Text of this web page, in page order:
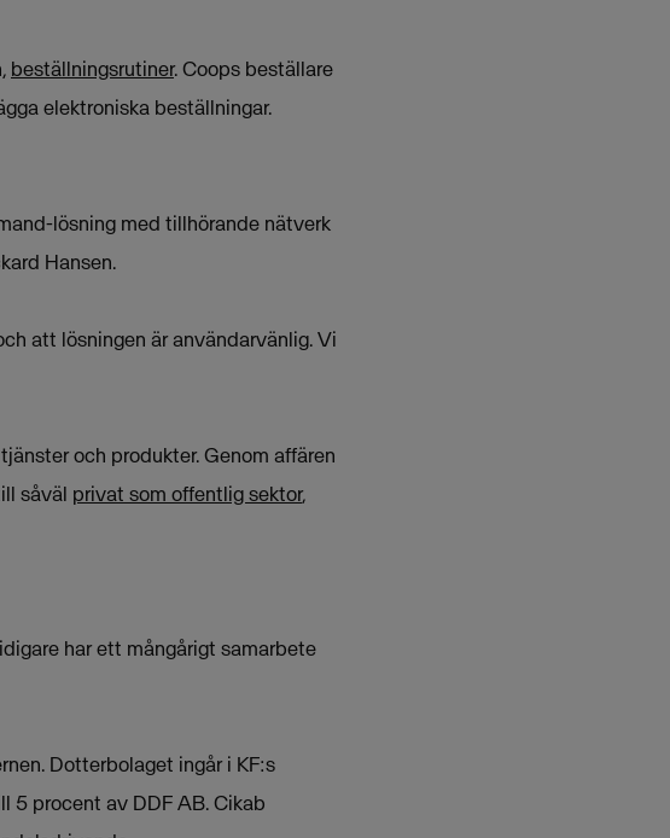
beställningsrutiner. Coops beställare
elektroniska beställningar.
lösning med tillhörande nätverk
Hansen.
att lösningen är användarvänlig. Vi
och produkter. Genom affären
såväl privat som offentlig sektor,
har ett mångårigt samarbete
Dotterbolaget ingår i KF:s
5 procent av DDF AB. Cikab